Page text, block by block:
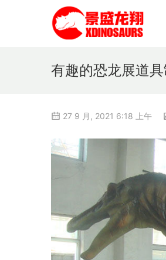
有趣的恐龙展道
27 9 月, 2021 6:18 上午